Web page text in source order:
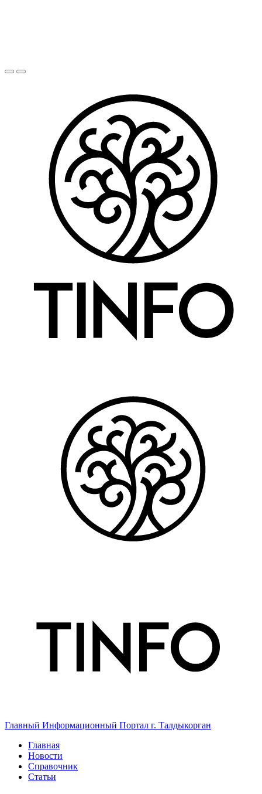
Главный Информационный Портал г. Талдыкорган
Главная
Новости
Справочник
Статьи